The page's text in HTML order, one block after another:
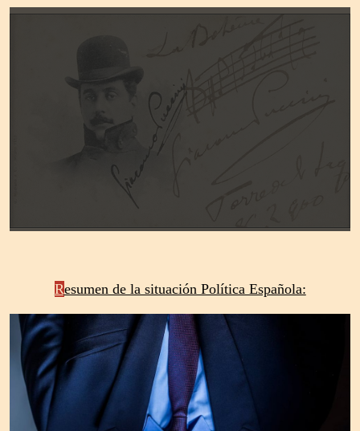
Resumen de la situación Política Española: